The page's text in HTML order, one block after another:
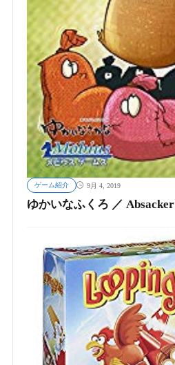
ゲーム紹介 9月 4, 2019
ゆかいなふくろ ／ Absacker